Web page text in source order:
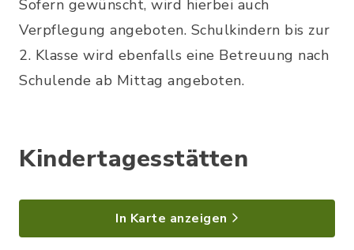
Sofern gewünscht, wird hierbei auch
Verpflegung angeboten. Schulkindern bis zur
2. Klasse wird ebenfalls eine Betreuung nach
Schulende ab Mittag angeboten.
Kindertagesstätten
In Karte anzeigen